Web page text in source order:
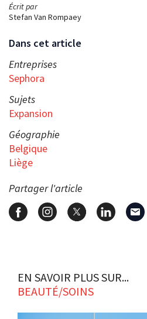
Écrit par
Stefan Van Rompaey
Dans cet article
Entreprises
Sephora
Sujets
Expansion
Géographie
Belgique
Liège
Partager l'article
EN SAVOIR PLUS SUR...
BEAUTÉ/SOINS